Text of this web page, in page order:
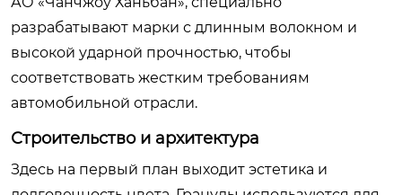
разрабатывают марки с длинным волокном и
высокой ударной прочностью, чтобы
соответствовать жестким требованиям
автомобильной отрасли.
Строительство и архитектура
Здесь на первый план выходит эстетика и